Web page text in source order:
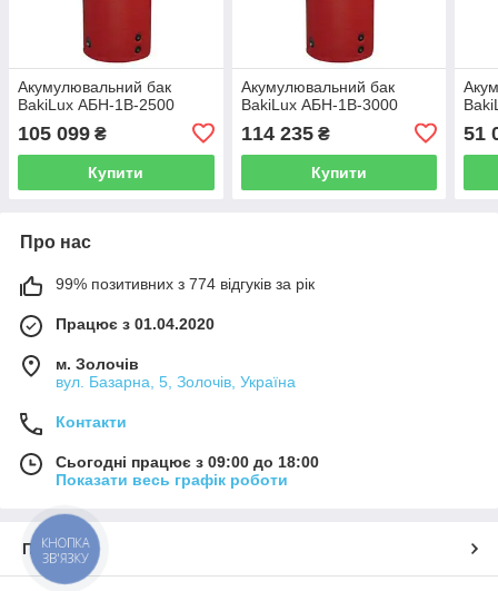
Акумулювальний бак
BakiLux АБН-1В-2500
105 099 ₴
Купити
Акумулювальний бак
BakiLux АБН-1В-3000
114 235₴
Купити
51
Про нас
99% позитивних з 774 відгуків за рік
Працює з 01.04.2020
м. Золочів
вул. Базарна, 5, Золочів, Україна
Контакти
Сьогодні працює з 09:00 до 18:00
Показати весь графік роботи
Про нас
КНОПКА
ЗВ'ЯЗКУ